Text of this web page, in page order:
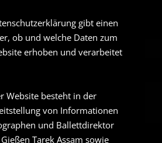
gibt einen
ob und welche Daten zum
erhoben und verarbeitet
Website besteht in der
von Informationen
und Ballettdirektor
Tarek Assam sowie